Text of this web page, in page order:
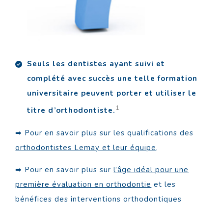
Seuls les dentistes ayant suivi et
complété avec succès une telle formation
universitaire peuvent porter et utiliser le
titre d’orthodontiste. 1
➡ Pour en savoir plus sur les qualifications des
orthodontistes Lemay et leur équipe.
➡ Pour en savoir plus surl’âge idéal pour une
première évaluation en orthodontie et les
bénéfices des interventions orthodontiques